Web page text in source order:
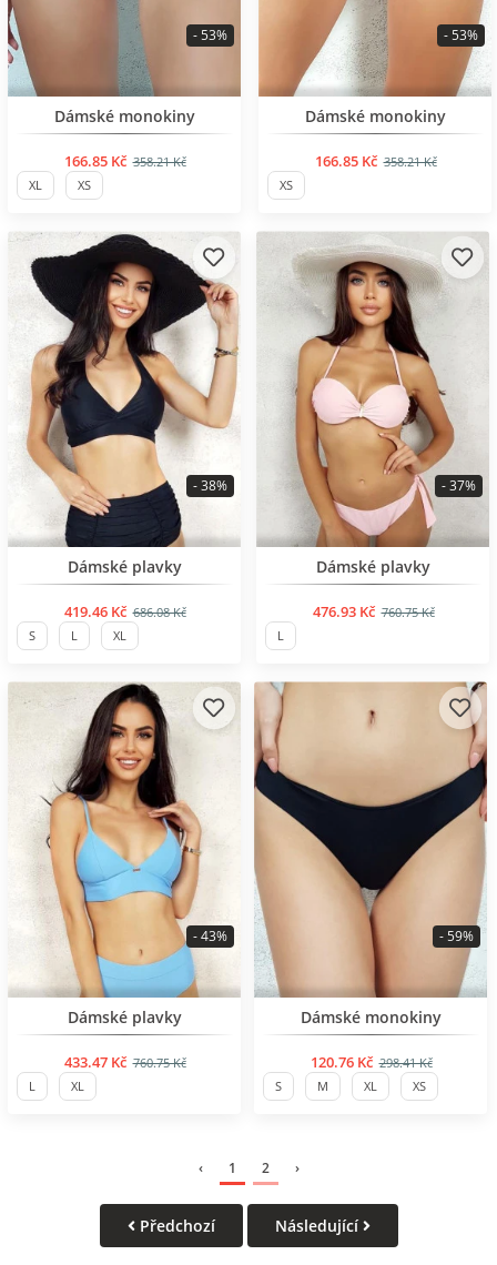
BESTSELLER
Dámské monokiny
166.85 Kč 358.21 Kč
- 53%
XL XS
Dámské monokiny
166.85 Kč 358.21 Kč
- 53%
XS
BESTSELLER
Dámské plavky
419.46 Kč 686.08 Kč
- 38%
S L XL
BESTSELLER
Dámské plavky
476.93 Kč 760.75 Kč
- 37%
L
BESTSELLER
Dámské plavky
433.47 Kč 760.75 Kč
- 43%
L XL
BESTSELLER
Dámské monokiny
120.76 Kč 298.41 Kč
- 59%
S M XL XS
‹ 1 2 ›
Předchozí Následující